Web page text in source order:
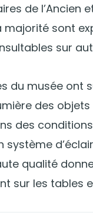
de l’Ancien
majorité sont
sur
du musée ont
des objets
des
système
qualité
sur les tables